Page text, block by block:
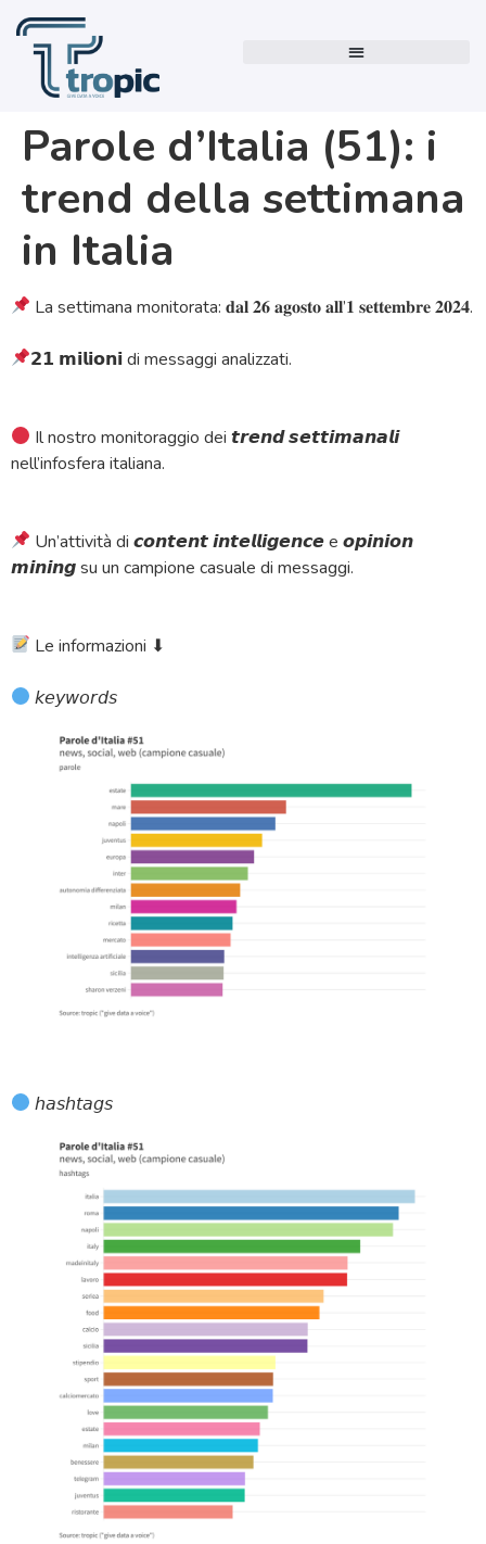
Parole d’Italia (51): i
trend della settimana
in Italia
La settimana monitorata: 𝐝𝐚𝐥 𝟐𝟔 𝐚𝐠𝐨𝐬𝐭𝐨 𝐚𝐥𝐥’𝟏 𝐬𝐞𝐭𝐭𝐞𝐦𝐛𝐫𝐞 𝟐𝟎𝟐𝟒.
𝟮𝟭 𝗺𝗶𝗹𝗶𝗼𝗻𝗶 di messaggi analizzati.
Il nostro monitoraggio dei 𝙩𝙧𝙚𝙣𝙙 𝙨𝙚𝙩𝙩𝙞𝙢𝙖𝙣𝙖𝙡𝙞
nell’infosfera italiana.
Un’attività di 𝙘𝙤𝙣𝙩𝙚𝙣𝙩 𝙞𝙣𝙩𝙚𝙡𝙡𝙞𝙜𝙚𝙣𝙘𝙚 e 𝙤𝙥𝙞𝙣𝙞𝙤𝙣
𝙢𝙞𝙣𝙞𝙣𝙜 su un campione casuale di messaggi.
Le informazioni ⬇
𝘬𝘦𝘺𝘸𝘰𝘳𝘥𝘴
𝘩𝘢𝘴𝘩𝘵𝘢𝘨𝘴